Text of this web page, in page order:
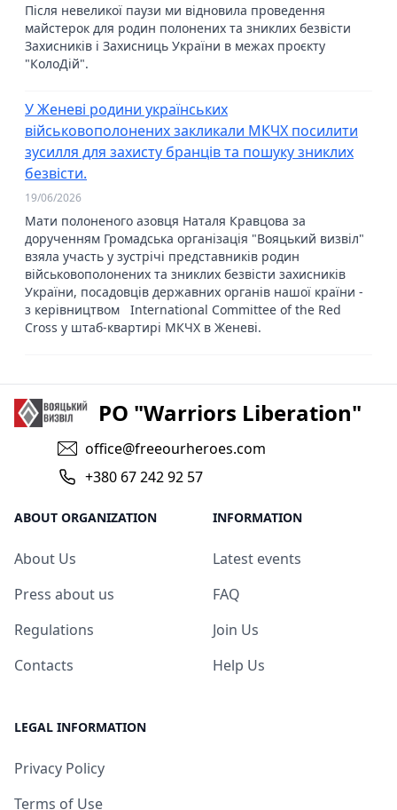
Після невеликої паузи ми відновила проведення
майстерок для родин полонених та зниклих безвісти
Захисників і Захисниць України в межах проєкту
"КолоДій".
У Женеві родини українських
військовополонених закликали МКЧХ посилити
зусилля для захисту бранців та пошуку зниклих
безвісти.
19/06/2026
Мати полоненого азовця Наталя Кравцова за
дорученням Громадська організація "Вояцький визвіл"
взяла участь у зустрічі представників родин
військовополонених та зниклих безвісти захисників
України, посадовців державних органів нашої країни -
з керівництвом International Committee of the Red
Cross у штаб-квартирі МКЧХ в Женеві.
PO "Warriors Liberation"
office@freeourheroes.com
+380 67 242 92 57
ABOUT ORGANIZATION
About Us
Press about us
Regulations
Contacts
INFORMATION
Latest events
FAQ
Join Us
Help Us
LEGAL INFORMATION
Privacy Policy
Terms of Use